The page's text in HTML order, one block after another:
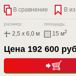
В сравнение В
размер:
2,5 x 6,0 м
площадь:
15 м2
Цена 192 600